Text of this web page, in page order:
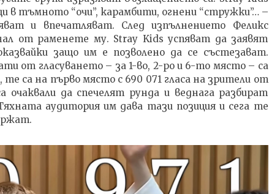
в тъмното “очи”, карамбити, огнени “стружки”… –
и впечатляват. След изпълнението Феликс
от раменете му. Stray Kids успяват да заявят
защо им е позволено да се състезават.
от гласуването – за 1-во, 2-ро и 6-то място – са
, те са на първо място с 690 071 гласа на зрители от
да спечелят рунда и веднага разбират
аудитория им дава тази позиция и сега те